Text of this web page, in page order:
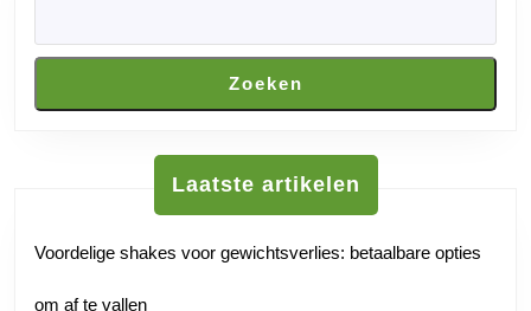
Zoeken
Laatste artikelen
Voordelige shakes voor gewichtsverlies: betaalbare opties
om af te vallen